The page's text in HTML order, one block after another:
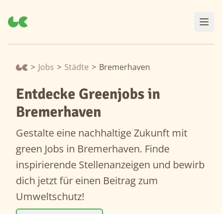
> Jobs > Städte > Bremerhaven
Entdecke Greenjobs in
Bremerhaven
Gestalte eine nachhaltige Zukunft mit
green Jobs in Bremerhaven. Finde
inspirierende Stellenanzeigen und bewirb
dich jetzt für einen Beitrag zum
Umweltschutz!